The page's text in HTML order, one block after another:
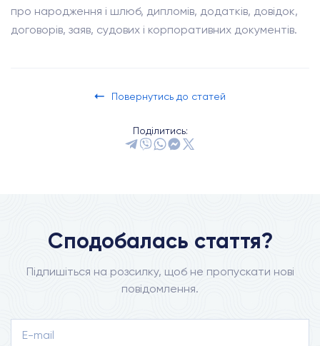
про народження і шлюб, дипломів, додатків, довідок,
договорів, заяв, судових і корпоративних документів.
Повернутись до статей
Поділитись:
Сподобалась стаття?
Підпишіться на розсилку, щоб не пропускати нові
повідомлення.